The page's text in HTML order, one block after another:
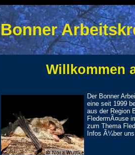
Bonner
Willkommen
Der Bonner
eine seit 1999
aus der Region
FledermÃ¤use
zum Thema
Infos Ã¼ber